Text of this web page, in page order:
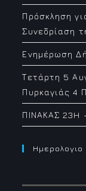
Πρόσκληση
Συνεδρίαση
Ενημέρωση
Τετάρτη 5
Πυρκαγιάς 4
ΠΙΝΑΚΑΣ 23H
Ημερολογιο